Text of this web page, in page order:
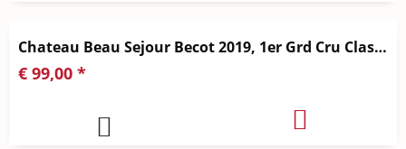
Chateau Beau Sejour Becot 2019, 1er Grd Cru Classé
€ 99,00 *